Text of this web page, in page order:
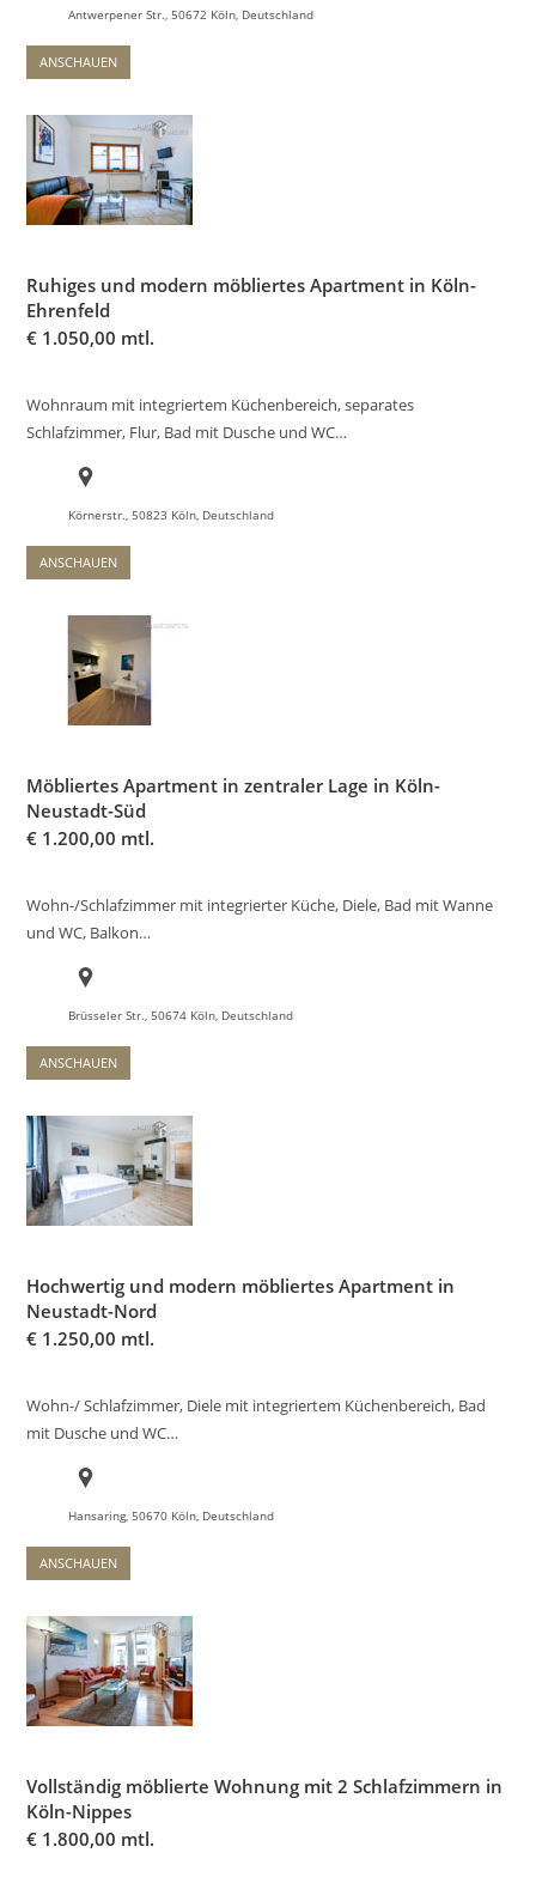
Antwerpener Str., 50672 Köln, Deutschland
ANSCHAUEN
Ruhiges und modern möbliertes Apartment in Köln-
Ehrenfeld
€ 1.050,00 mtl.
Wohnraum mit integriertem Küchenbereich, separates
Schlafzimmer, Flur, Bad mit Dusche und WC…
Körnerstr., 50823 Köln, Deutschland
ANSCHAUEN
Möbliertes Apartment in zentraler Lage in Köln-
Neustadt-Süd
€ 1.200,00 mtl.
Wohn-/Schlafzimmer mit integrierter Küche, Diele, Bad mit Wanne
und WC, Balkon…
Brüsseler Str., 50674 Köln, Deutschland
ANSCHAUEN
Hochwertig und modern möbliertes Apartment in
Neustadt-Nord
€ 1.250,00 mtl.
Wohn-/ Schlafzimmer, Diele mit integriertem Küchenbereich, Bad
mit Dusche und WC…
Hansaring, 50670 Köln, Deutschland
ANSCHAUEN
Vollständig möblierte Wohnung mit 2 Schlafzimmern in
Köln-Nippes
€ 1.800,00 mtl.